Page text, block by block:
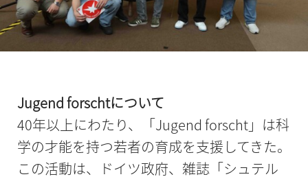
Jugend forschtについて
40年以上にわたり、「Jugend forscht」は科
学の才能を持つ若者の育成を支援してきた。
この活動は、ドイツ政府、雑誌「シュテル